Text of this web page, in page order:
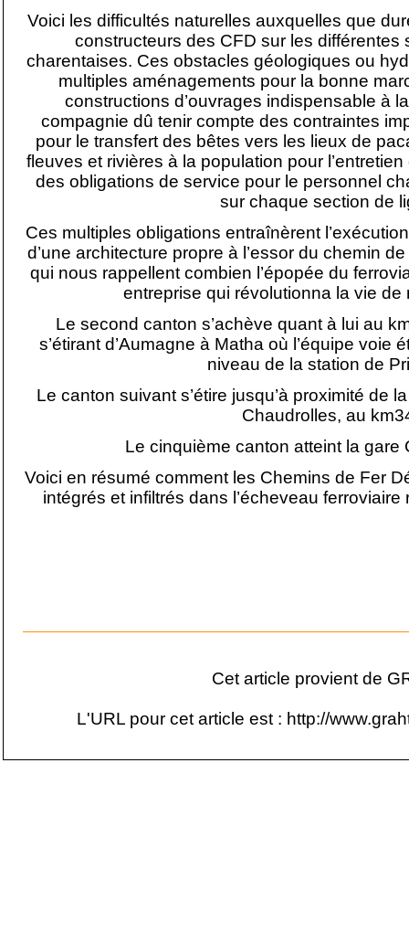
Voici les difficultés naturelles auxquelles que
constructeurs des CFD sur les différentes
charentaises. Ces obstacles géologiques ou
multiples aménagements pour la bonne
constructions d’ouvrages indispensable à
compagnie dû tenir compte des contraintes
pour le transfert des bêtes vers les lieux de
fleuves et rivières à la population pour
des obligations de service pour le personnel
sur chaque section de
Ces multiples obligations entraînèrent
d’une architecture propre à l’essor du chemin
qui nous rappellent combien l’épopée du
entreprise qui révolutionna la vie
Le second canton s’achève quant à lui au
s’étirant d’Aumagne à Matha où l’équipe voie
niveau de la station de
Le canton suivant s’étire jusqu’à proximité de
Chaudrolles, au
Le cinquième canton atteint la gare
Voici en résumé comment les Chemins de Fer
intégrés et infiltrés dans l’écheveau
Cet article provient de
L'URL pour cet article est : http://